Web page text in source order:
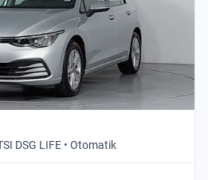
DSG LIFE • Otomatik